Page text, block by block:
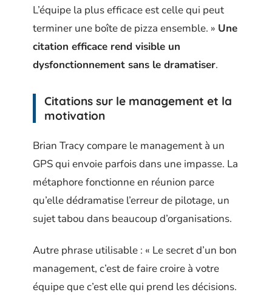
L’équipe la plus efficace est celle qui peut
terminer une boîte de pizza ensemble. » Une
citation efficace rend visible un
dysfonctionnement sans le dramatiser.
Citations sur le management et la
motivation
Brian Tracy compare le management à un
GPS qui envoie parfois dans une impasse. La
métaphore fonctionne en réunion parce
qu’elle dédramatise l’erreur de pilotage, un
sujet tabou dans beaucoup d’organisations.
Autre phrase utilisable : « Le secret d’un bon
management, c’est de faire croire à votre
équipe que c’est elle qui prend les décisions.